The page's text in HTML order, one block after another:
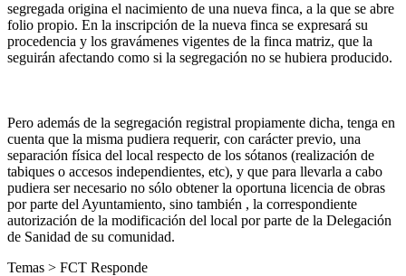
segregada origina el nacimiento de una nueva finca, a la que se abre
folio propio. En la inscripción de la nueva finca se expresará su
procedencia y los gravámenes vigentes de la finca matriz, que la
seguirán afectando como si la segregación no se hubiera producido.
Pero además de la segregación registral propiamente dicha, tenga en
cuenta que la misma pudiera requerir, con carácter previo, una
separación física del local respecto de los sótanos (realización de
tabiques o accesos independientes, etc), y que para llevarla a cabo
pudiera ser necesario no sólo obtener la oportuna licencia de obras
por parte del Ayuntamiento, sino también , la correspondiente
autorización de la modificación del local por parte de la Delegación
de Sanidad de su comunidad.
Temas > FCT Responde